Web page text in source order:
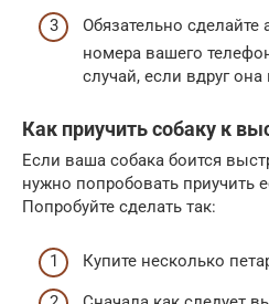
Обязательно сделайте
номера вашего
случай, если вдруг она
Как приучить собаку к
Если ваша собака боится
нужно попробовать приучить
Попробуйте сделать так:
Купите несколько